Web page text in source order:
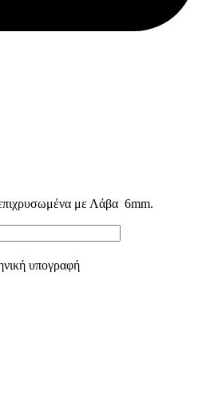
με Λάβα 6mm.
υπογραφή